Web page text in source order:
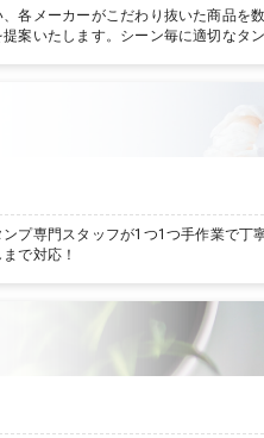
各メーカーがこだわり抜いた商品
案いたします。シーン毎に適切なタ
プ専門スタッフが1つ1つ手作業で
で対応！